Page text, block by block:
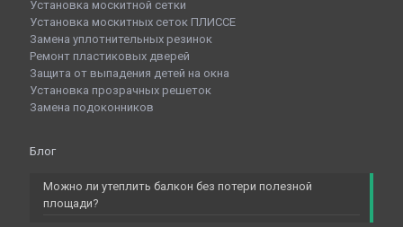
Установка москитной сетки
Установка москитных сеток ПЛИССЕ
Замена уплотнительных резинок
Ремонт пластиковых дверей
Защита от выпадения детей на окна
Установка прозрачных решеток
Замена подоконников
Блог
Можно ли утеплить балкон без потери полезной
площади?